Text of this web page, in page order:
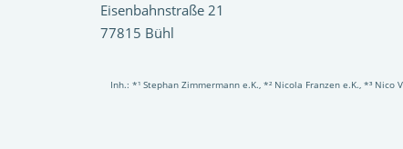
Eisenbahnstraße 21
77815 Bühl
Inh.: *¹ Stephan Zimmermann e.K., *² Nicola Franzen e.K., *³ Nico